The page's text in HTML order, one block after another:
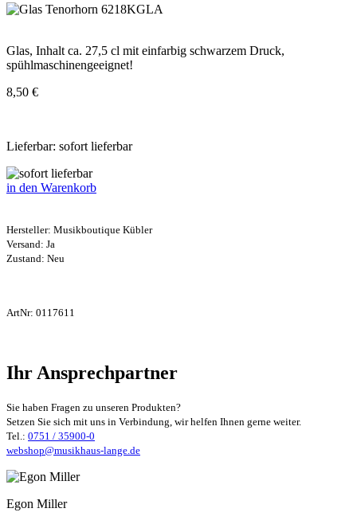
Glas, Inhalt ca. 27,5 cl mit einfarbig schwarzem Druck,
spühlmaschinengeeignet!
8,50 €
Lieferbar: sofort lieferbar
in den Warenkorb
Hersteller: Musikboutique Kübler
Versand: Ja
Zustand: Neu
ArtNr: 0117611
Ihr Ansprechpartner
Sie haben Fragen zu unseren Produkten?
Setzen Sie sich mit uns in Verbindung, wir helfen Ihnen gerne weiter.
Tel.: 0751 / 35900-0
webshop@musikhaus-lange.de
Egon Miller